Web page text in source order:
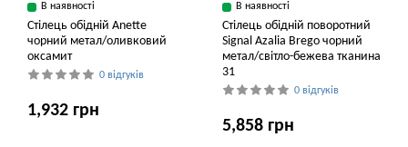
В наявності
Стілець обідній Anette
чорний метал/оливковий
оксамит
0 відгуків
1,932 грн
В наявності
Стілець обідній поворотний
Signal Azalia Brego чорний
метал/світло-бежева тканина
31
0 відгуків
5,858 грн